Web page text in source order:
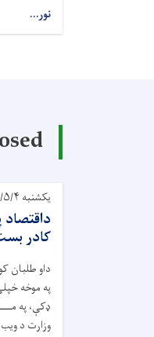
نور...
یکشنبه ۱۴۰۵/۵/۴ - ۸:۴۲
کادر
داو طلبان
په موخه
ډکې، په
وزارت د